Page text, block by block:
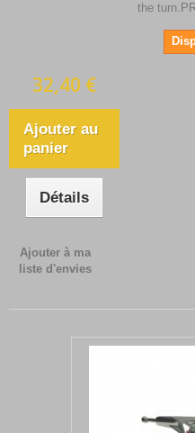
the
32,40 €
Ajouter au
panier
Détails
Ajouter à ma
liste d'envies